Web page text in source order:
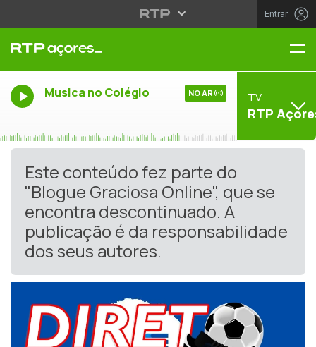
Entrar
Musica no Colégio NO AR TV
RTP
Este conteúdo fez parte do
"Blogue Graciosa Online", que se
encontra descontinuado. A
publicação é da responsabilidade
dos seus autores.